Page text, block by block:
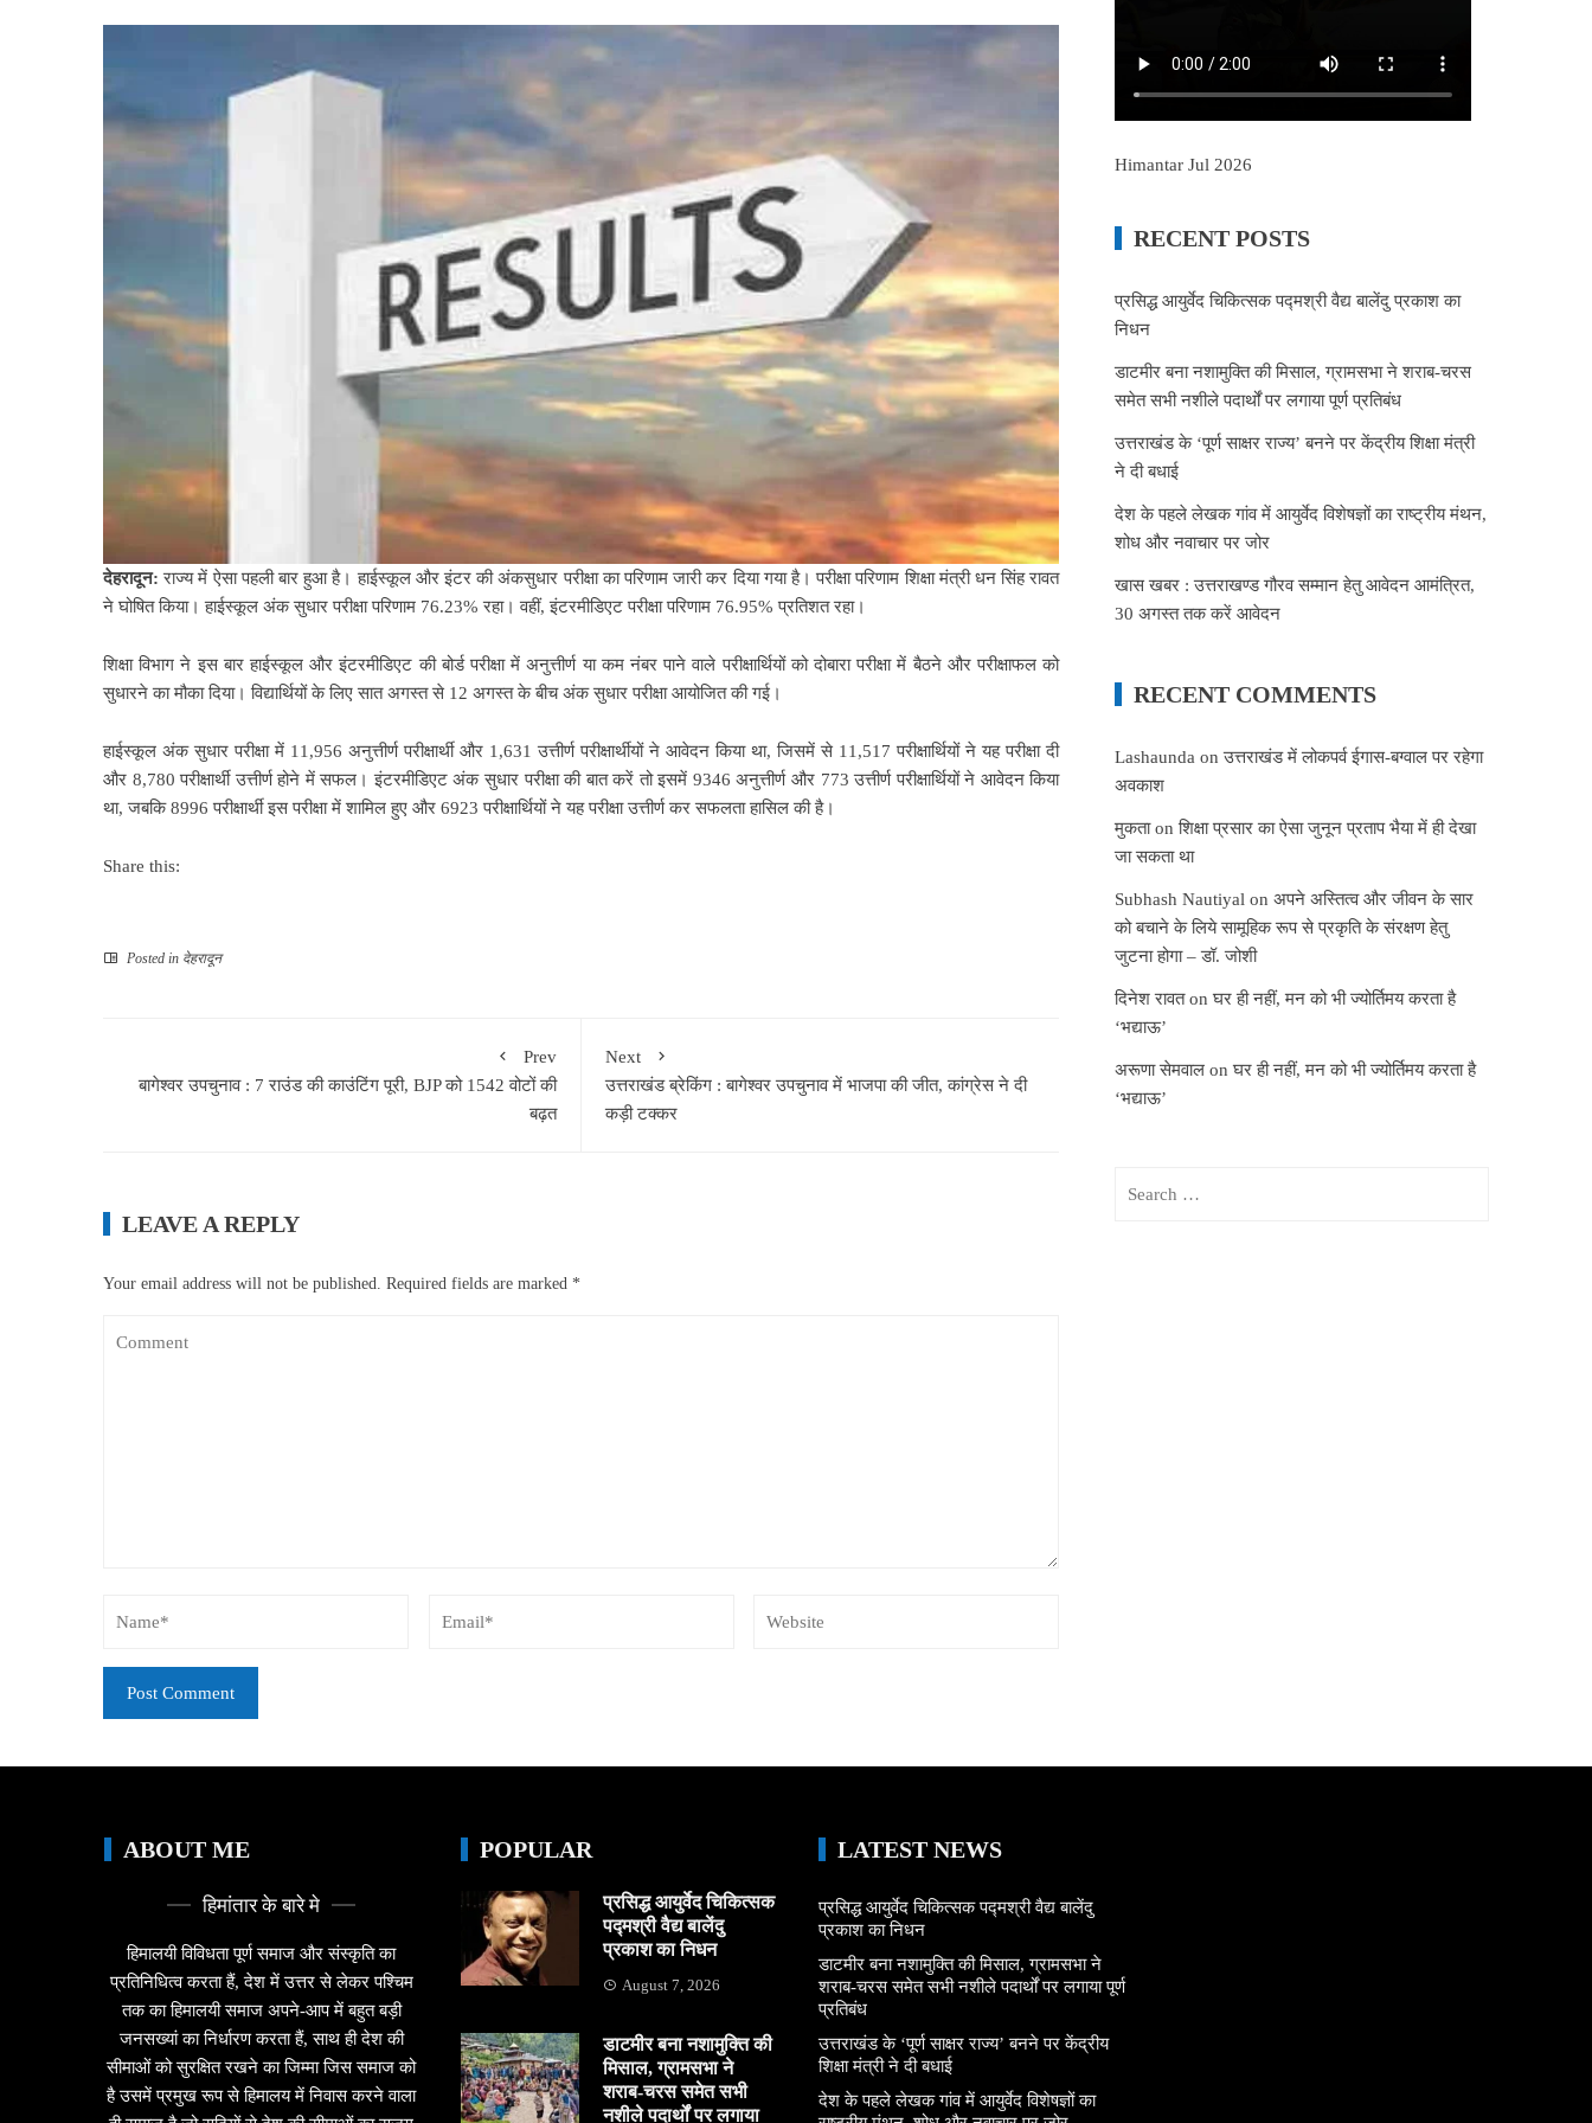
देहरादून: राज्य में ऐसा पहली बार हुआ है। हाईस्कूल और इंटर की अंकसुधार परीक्षा का परिणाम जारी कर दिया गया है। परीक्षा परिणाम शिक्षा मंत्री धन सिंह रावत
ने घोषित किया। हाईस्कूल अंक सुधार परीक्षा परिणाम 76.23% रहा। वहीं, इंटरमीडिएट परीक्षा परिणाम 76.95% प्रतिशत रहा।
शिक्षा विभाग ने इस बार हाईस्कूल और इंटरमीडिएट की बोर्ड परीक्षा में अनुत्तीर्ण या कम नंबर पाने वाले परीक्षार्थियों को दोबारा परीक्षा में बैठने और परीक्षाफल को
सुधारने का मौका दिया। विद्यार्थियों के लिए सात अगस्त से 12 अगस्त के बीच अंक सुधार परीक्षा आयोजित की गई।
हाईस्कूल अंक सुधार परीक्षा में 11,956 अनुत्तीर्ण परीक्षार्थी और 1,631 उत्तीर्ण परीक्षार्थीयों ने आवेदन किया था, जिसमें से 11,517 परीक्षार्थियों ने यह परीक्षा दी
और 8,780 परीक्षार्थी उत्तीर्ण होने में सफल। इंटरमीडिएट अंक सुधार परीक्षा की बात करें तो इसमें 9346 अनुत्तीर्ण और 773 उत्तीर्ण परीक्षार्थियों ने आवेदन किया
था, जबकि 8996 परीक्षार्थी इस परीक्षा में शामिल हुए और 6923 परीक्षार्थियों ने यह परीक्षा उत्तीर्ण कर सफलता हासिल की है।
Share this:
Posted in देहरादून
Prev
बागेश्वर उपचुनाव : 7 राउंड की काउंटिंग पूरी, BJP को 1542 वोटों की
बढ़त
Next
उत्तराखंड ब्रेकिंग : बागेश्वर उपचुनाव में भाजपा की जीत, कांग्रेस ने दी
कड़ी टक्कर
LEAVE A REPLY
Your email address will not be published. Required fields are marked *
Himantar Jul 2026
RECENT POSTS
प्रसिद्ध आयुर्वेद चिकित्सक पद्मश्री वैद्य बालेंदु प्रकाश का
निधन
डाटमीर बना नशामुक्ति की मिसाल, ग्रामसभा ने शराब-चरस
समेत सभी नशीले पदार्थों पर लगाया पूर्ण प्रतिबंध
उत्तराखंड के ‘पूर्ण साक्षर राज्य’ बनने पर केंद्रीय शिक्षा मंत्री
ने दी बधाई
देश के पहले लेखक गांव में आयुर्वेद विशेषज्ञों का राष्ट्रीय मंथन,
शोध और नवाचार पर जोर
खास खबर : उत्तराखण्ड गौरव सम्मान हेतु आवेदन आमंत्रित,
30 अगस्त तक करें आवेदन
RECENT COMMENTS
Lashaunda onउत्तराखंड में लोकपर्व ईगास-बग्वाल पर रहेगा
अवकाश
मुकताonशिक्षा प्रसार का ऐसा जुनून प्रताप भैया में ही देखा
जा सकता था
Subhash Nautiyal onअपने अस्तित्व और जीवन के सार
को बचाने के लिये सामूहिक रूप से प्रकृति के संरक्षण हेतु
जुटना होगा – डॉ. जोशी
दिनेश रावतonघर ही नहीं, मन को भी ज्योर्तिमय करता है
‘भद्याऊ’
अरूणा सेमवाल onघर ही नहीं, मन को भी ज्योर्तिमय करता है
‘भद्याऊ’
ABOUT ME
हिमांतार के बारे मे
हिमालयी विविधता पूर्ण समाज और संस्कृति का
प्रतिनिधित्व करता हैं, देश में उत्तर से लेकर पश्चिम
तक का हिमालयी समाज अपने-आप में बहुत बड़ी
जनसख्यां का निर्धारण करता हैं, साथ ही देश की
सीमाओं को सुरक्षित रखने का जिम्मा जिस समाज को
है उसमें प्रमुख रूप से हिमालय में निवास करने वाला
POPULAR
प्रसिद्ध आयुर्वेद चिकित्सक
पद्मश्री वैद्य बालेंदु
प्रकाश का निधन
August 7, 2026
डाटमीर बना नशामुक्ति की
मिसाल, ग्रामसभा ने
शराब-चरस समेत सभी
नशीले पदार्थों पर लगाया
LATEST NEWS
प्रसिद्ध आयुर्वेद चिकित्सक पद्मश्री वैद्य बालेंदु
प्रकाश का निधन
डाटमीर बना नशामुक्ति की मिसाल, ग्रामसभा ने
शराब-चरस समेत सभी नशीले पदार्थों पर लगाया पूर्ण
प्रतिबंध
उत्तराखंड के ‘पूर्ण साक्षर राज्य’ बनने पर केंद्रीय
शिक्षा मंत्री ने दी बधाई
देश के पहले लेखक गांव में आयुर्वेद विशेषज्ञों का